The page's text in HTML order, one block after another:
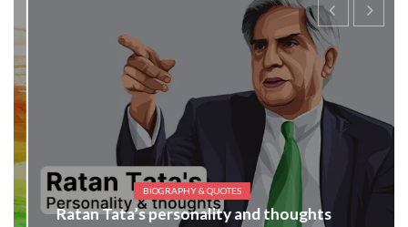
BIOGRAPHY & QUOTES
Ratan Tata’s personality and thoughts